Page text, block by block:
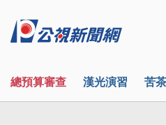
總預算審查 漢光演習 苦